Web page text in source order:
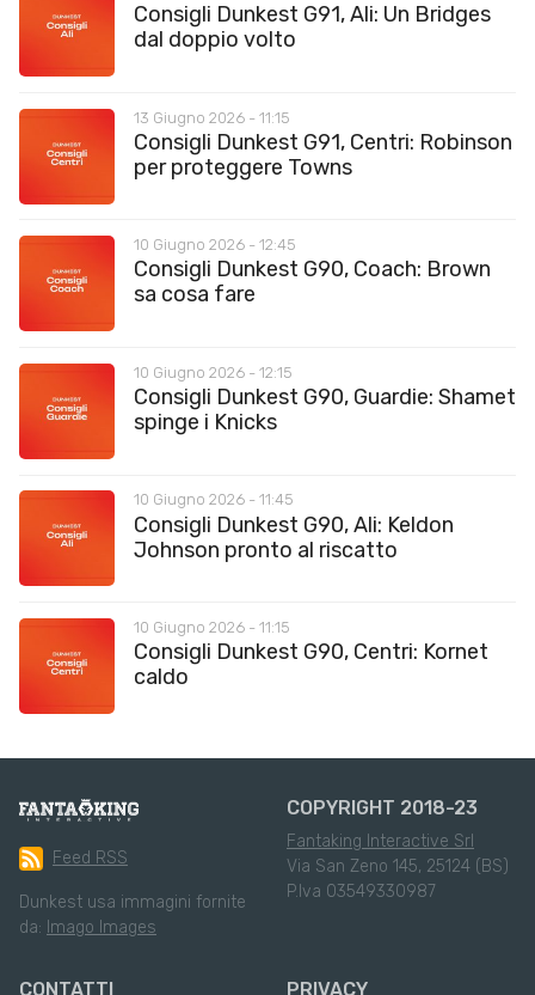
Consigli Dunkest G91, Ali: Un Bridges
dal doppio volto
13 Giugno 2026 - 11:15
Consigli Dunkest G91, Centri: Robinson
per proteggere Towns
10 Giugno 2026 - 12:45
Consigli Dunkest G90, Coach: Brown
sa cosa fare
10 Giugno 2026 - 12:15
Consigli Dunkest G90, Guardie: Shamet
spinge i Knicks
10 Giugno 2026 - 11:45
Consigli Dunkest G90, Ali: Keldon
Johnson pronto al riscatto
10 Giugno 2026 - 11:15
Consigli Dunkest G90, Centri: Kornet
caldo
Feed RSS
Dunkest usa immagini fornite
da: Imago Images
COPYRIGHT 2018-23
Fantaking Interactive Srl
Via San Zeno 145, 25124 (BS)
P.Iva 03549330987
CONTATTI PRIVACY